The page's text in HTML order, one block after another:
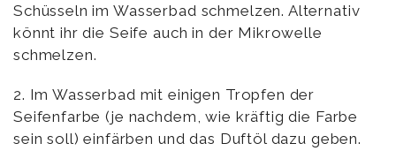
Schüsseln im Wasserbad schmelzen. Alternativ
könnt ihr die Seife auch in der Mikrowelle
schmelzen.
2. Im Wasserbad mit einigen Tropfen der
Seifenfarbe (je nachdem, wie kräftig die Farbe
sein soll) einfärben und das Duftöl dazu geben.